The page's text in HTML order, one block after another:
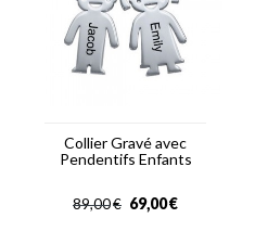
Collier Gravé avec
Pendentifs Enfants
€
89,00 €
69,00